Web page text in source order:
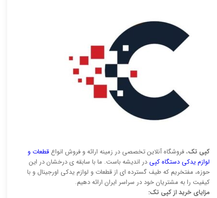
کپی تک، فروشگاه آنلاین تخصصی در زمینه ارائه و فروش انواع قطعات و
لوازم یدکی دستگاه کپی در اندیشه باست. ما با سابقه ی درخشان در این
حوزه، مفتخریم که طیف گسترده ای از قطعات و لوازم یدکی اورجینال و با
کیفیت را به مشتریان خود در سراسر ایران ارائه دهیم.
مزایای خرید از کپی تک: